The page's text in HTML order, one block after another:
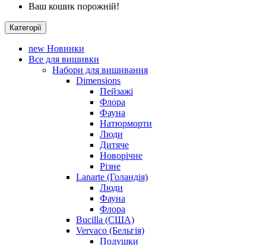
Ваш кошик порожній!
Категорії
new Новинки
Все для вишивки
Набори для вишивання
Dimensions
Пейзажі
Флора
Фауна
Натюрморти
Люди
Дитяче
Новорічне
Різне
Lanarte (Голандія)
Люди
Фауна
Флора
Bucilla (США)
Vervaco (Бельгія)
Подушки